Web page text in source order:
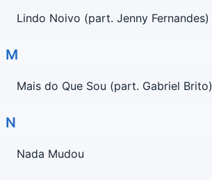
Lindo Noivo (part. Jenny Fernandes)
M
Mais do Que Sou (part. Gabriel Brito)
N
Nada Mudou